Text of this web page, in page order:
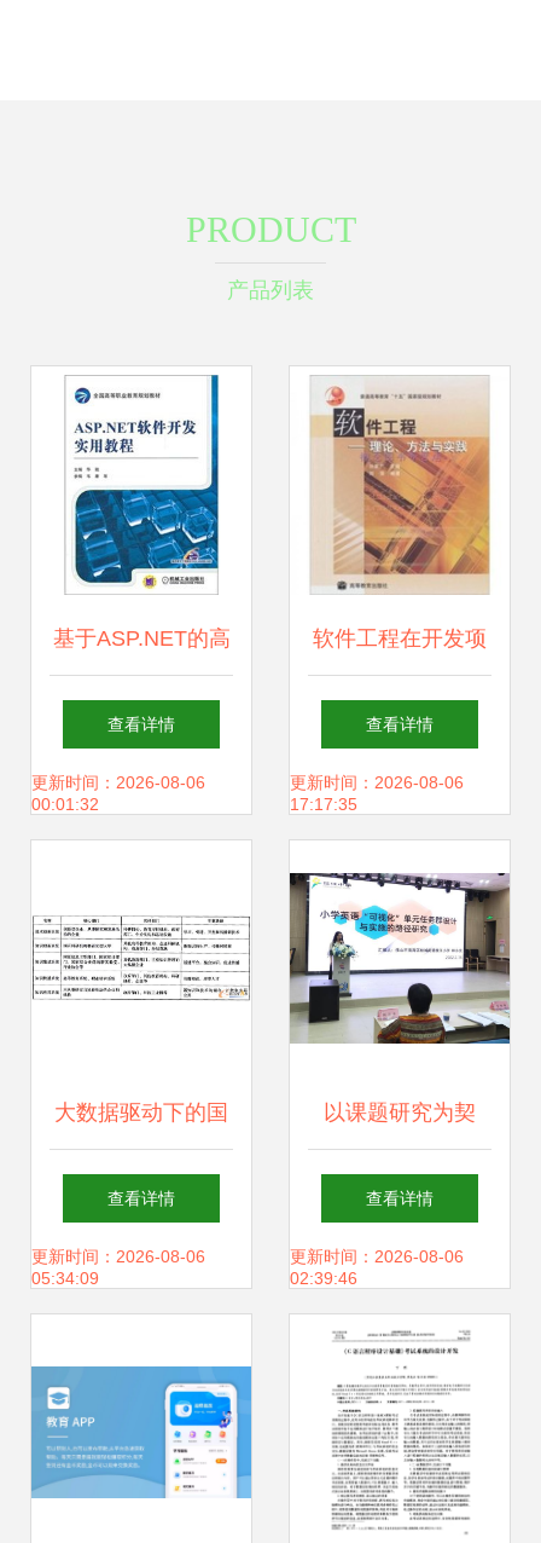
PRODUCT
产品列表
基于ASP.NET的高
等职业教育软件研
究与开发实践——
开发实用教程》配
套教育软件为例
查看详情
更新时间：2026-08-06
00:01:32
软件工程在开发项
目管理中的实践应
用 以教育软件研究
查看详情
更新时间：2026-08-06
17:17:35
大数据驱动下的国
家创新系统重塑 从
技术赋能到生态重
查看详情
更新时间：2026-08-06
05:34:09
以课题研究为契
机，专业引领促发
展——佛山市2021
年度教育信息化应
用融合创新课题开
题报告会在怡海小
查看详情
更新时间：2026-08-06
02:39:46